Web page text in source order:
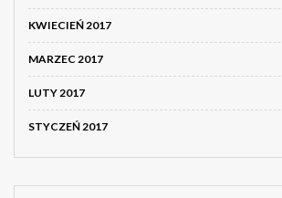
KWIECIEŃ 2017
MARZEC 2017
LUTY 2017
STYCZEŃ 2017